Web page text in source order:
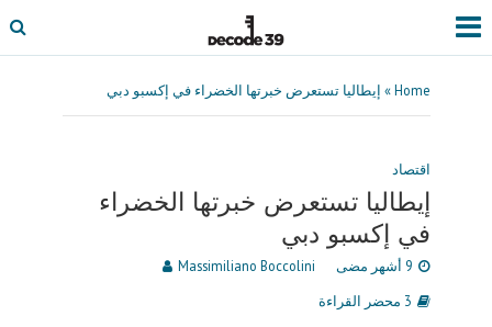
Home
» إيطاليا تستعرض خبرتها الخضراء في إكسبو دبي
اقتصاد
إيطاليا تستعرض خبرتها الخضراء
في إكسبو دبي
9 أشهر مضى
Massimiliano Boccolini
3 محضر القراءة